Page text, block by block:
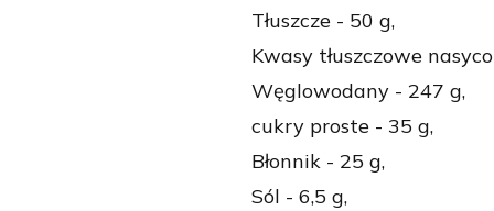
Tłuszcze - 50 g,
Kwasy tłuszczowe
Węglowodany - 247 g,
cukry proste - 35 g,
Błonnik - 25 g,
Sól - 6,5 g,